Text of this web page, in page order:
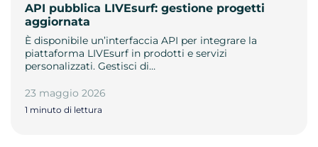
API pubblica LIVEsurf: gestione progetti
aggiornata
È disponibile un’interfaccia API per integrare la
piattaforma LIVEsurf in prodotti e servizi
personalizzati. Gestisci di…
23 maggio 2026
1 minuto di lettura